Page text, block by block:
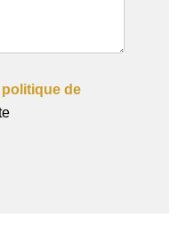
politique de